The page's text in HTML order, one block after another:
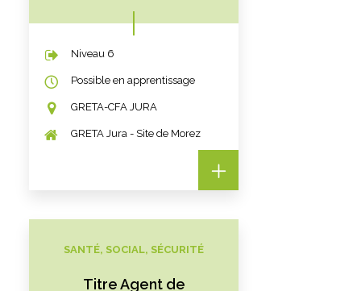
Niveau 6
Possible en apprentissage
GRETA-CFA JURA
GRETA Jura - Site de Morez
SANTÉ, SOCIAL, SÉCURITÉ
Titre Agent de